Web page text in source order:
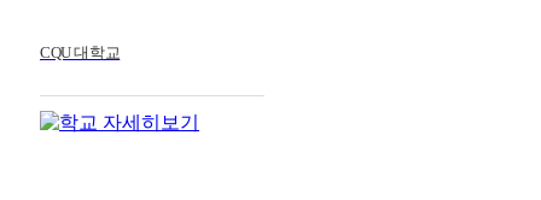
CQU 대학교